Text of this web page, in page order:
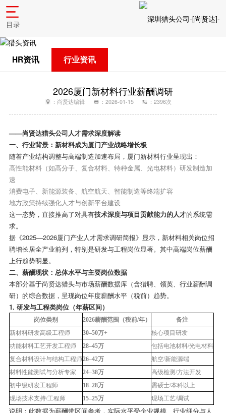
目录
HR资讯 行业资讯
2026厦门新材料行业薪酬调研
：尚贤达编辑 ：2026-01-15 ：2396次
——尚贤达猎头公司人才需求深度解读
一、行业背景：新材料成为厦门产业战略增长极
随着产业结构调整与高端制造加速布局，厦门新材料行业呈现出：
高性能材料（如高分子、复合材料、特种金属、光电材料）研发制造加
速
消费电子、新能源装备、航空航天、智能制造等终端扩容
地方政策持续强化人才与创新平台建设
这一态势，直接推高了对具有技术深度与项目贡献能力的人才的系统需
求。
据《2025—2026厦门产业人才需求调研简报》显示，新材料相关岗位招
聘增长居全产业前列，特别是研发与工程岗位显著。其中高端岗位薪酬
上行趋势明显。
二、薪酬现状：总体水平与主要岗位数据
本部分基于尚贤达猎头与市场薪酬数据库（含猎聘、领英、行业薪酬调
研）的综合数据，呈现岗位年度薪酬水平（税前）趋势。
1. 研发与工程类岗位（年薪区间）
岗位类别 2026薪酬范围（税前/年）
备注
新材料研发高级工程师
30–50万+
核心项目研发
功能材料工艺开发工程师
28–45万 包括电池材料/光电材料
复合材料设计与结构工程师26–42万 航空/新能源端
材料性能测试与分析专家
24–38万 高级检测 /方法开发
初中级研发工程师
18–28万 需硕士/本科以上
现场技术支持/工程师 15–25万 现场工艺/调试
说明：此数据为薪酬带区间参考，实际水平受企业规模、行业细分与人